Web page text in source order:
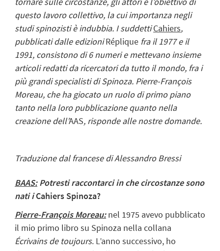
questo lavoro collettivo, la cui importanza negli
studi spinozisti è indubbia. I suddettiCahiers,
pubblicati dalle edizioniRéplique fra il 1977 e il
1991, consistono di 6 numeri e mettevano insieme
articoli redatti da ricercatori da tutto il mondo, fra i
più grandi specialisti di Spinoza. Pierre-François
Moreau, che ha giocato un ruolo di primo piano
tanto nella loro pubblicazione quanto nella
creazione dell’AAS, risponde alle nostre domande.
Traduzione dal francese di Alessandro Bressi
BAAS:Potresti raccontarci in che circostanze sono
nati iCahiers Spinoza?
Pierre-François Moreau: nel 1975 avevo pubblicato
il mio primo libro su Spinoza nella collana
Écrivains de toujours. L’anno successivo, ho